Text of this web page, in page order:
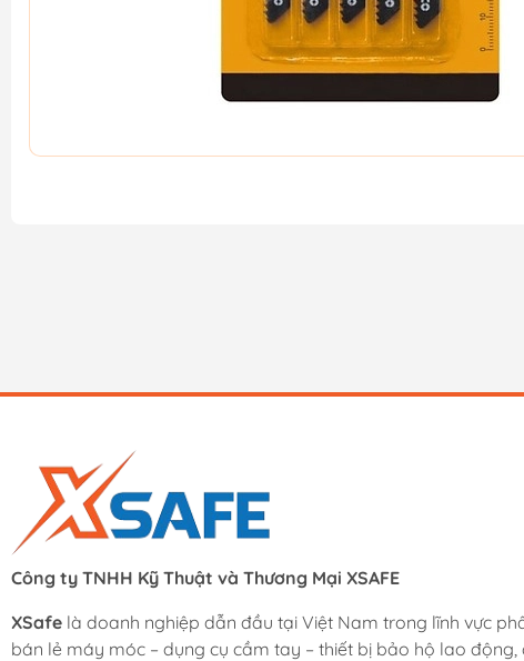
Công ty TNHH Kỹ Thuật và Thương Mại XSAFE
XSafe là doanh nghiệp dẫn đầu tại Việt Nam trong lĩnh vực
bán lẻ máy móc – dụng cụ cầm tay – thiết bị bảo hộ lao động,